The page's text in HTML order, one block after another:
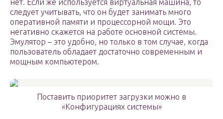
нет. Если же используется виртуальная машина, то
следует учитывать, что он будет занимать много
оперативной памяти и процессорной мощи. Это
негативно скажется на работе основной системы.
Эмулятор – это удобно, но только в том случае, когда
пользователь обладает достаточно современным и
мощным компьютером.
Поставить приоритет загрузки можно в
«Конфигурациях системы»